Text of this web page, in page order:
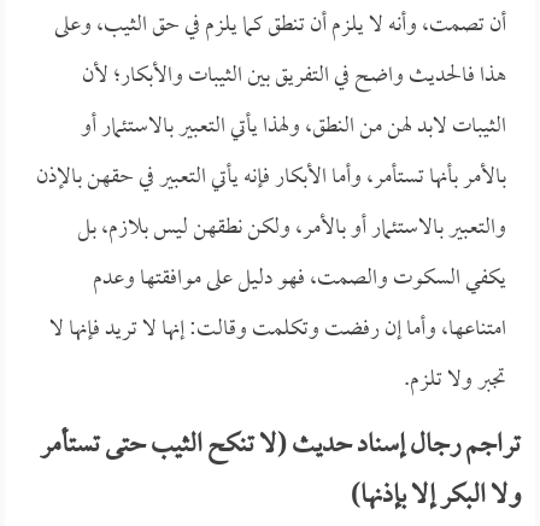
أن تصمت، وأنه لا يلزم أن تنطق كما يلزم في حق الثيب، وعلى
هذا فالحديث واضح في التفريق بين الثيبات والأبكار؛ لأن
الثيبات لابد لهن من النطق، ولهذا يأتي التعبير بالاستئمار أو
بالأمر بأنها تستأمر، وأما الأبكار فإنه يأتي التعبير في حقهن بالإذن
والتعبير بالاستئمار أو بالأمر، ولكن نطقهن ليس بلازم، بل
يكفي السكوت والصمت، فهو دليل على موافقتها وعدم
امتناعها، وأما إن رفضت وتكلمت وقالت: إنها لا تريد فإنها لا
تجبر ولا تلزم.
تراجم رجال إسناد حديث (لا تنكح الثيب حتى تستأمر
ولا البكر إلا بإذنها)